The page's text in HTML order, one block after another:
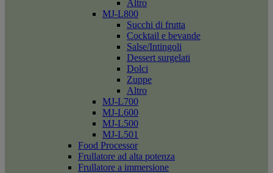
Altro
MJ-L800
Succhi di frutta
Cocktail e bevande
Salse/Intingoli
Dessert surgelati
Dolci
Zuppe
Altro
MJ-L700
MJ-L600
MJ-L500
MJ-L501
Food Processor
Frullatore ad alta potenza
Frullatore a immersione